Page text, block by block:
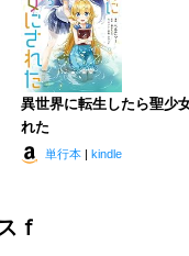
異世界に転生したら聖少
れた
単行本 kindle
ｆ